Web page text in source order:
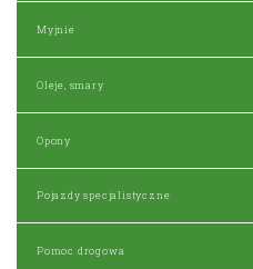
Myjnie
Oleje, smary
Opony
Pojazdy specjalistyczne
Pomoc drogowa